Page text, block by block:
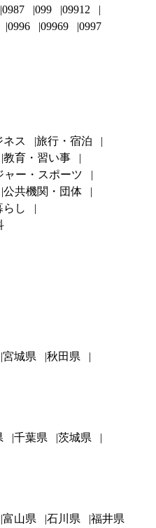
0987 099
09912
0996 09969 0997
ネス
旅行・宿泊
教育・習い事
ャー・スポーツ
公共機関・団体
らし
宮城県
秋田県
千葉県
茨城県
富山県 石川県 福井県